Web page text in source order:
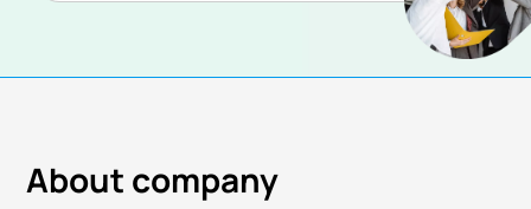
About company